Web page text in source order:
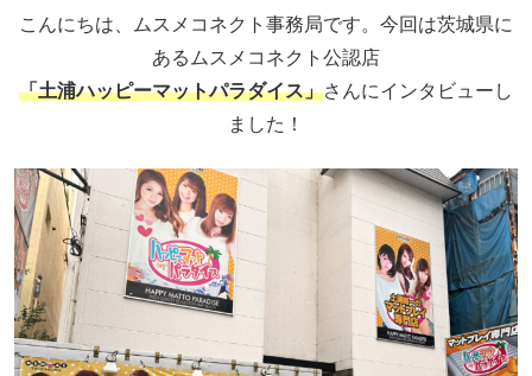
こんにちは、ムスメコネクト事務局です。今回は茨城県に
あるムスメコネクト公認店
「土浦ハッピーマットパラダイス」さんにインタビューし
ました！